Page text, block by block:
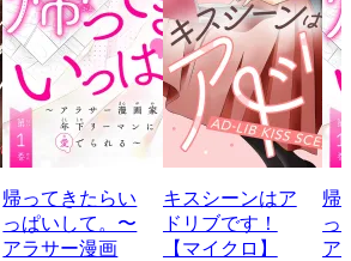
帰ってきたらい
っぱいして。〜
アラサー漫画
キスシーンはア
ドリブです！
【マイクロ】
帰
っ
ア